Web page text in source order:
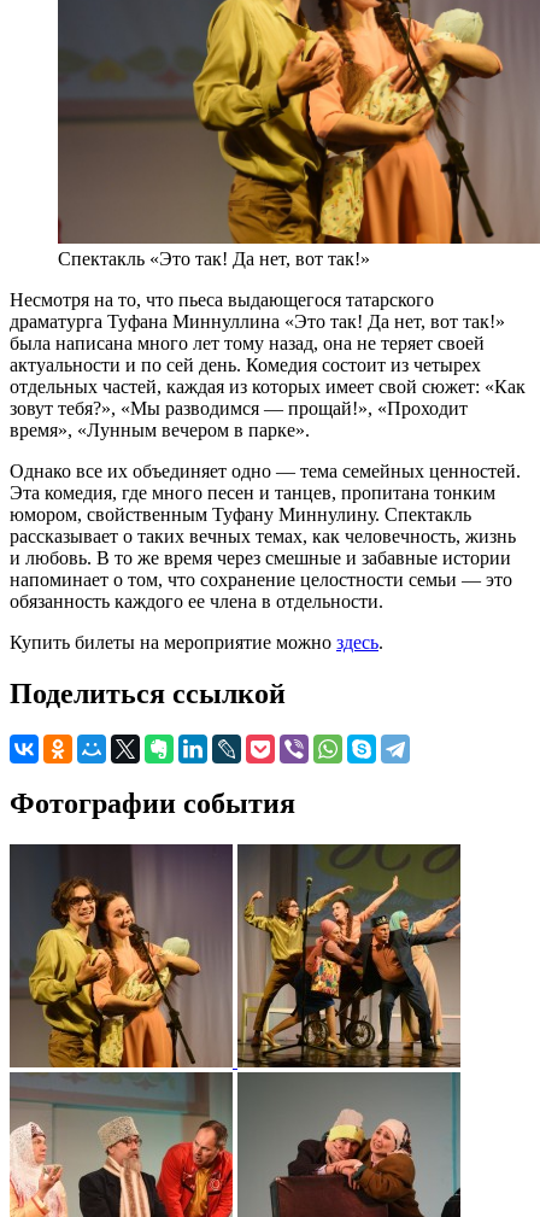
Спектакль «Это так! Да нет, вот так!»
Несмотря на то, что пьеса выдающегося татарского
драматурга Туфана Миннуллина «Это так! Да нет, вот так!»
была написана много лет тому назад, она не теряет своей
актуальности и по сей день. Комедия состоит из четырех
отдельных частей, каждая из которых имеет свой сюжет: «Как
зовут тебя?», «Мы разводимся — прощай!», «Проходит
время», «Лунным вечером в парке».
Однако все их объединяет одно — тема семейных ценностей.
Эта комедия, где много песен и танцев, пропитана тонким
юмором, свойственным Туфану Миннулину. Спектакль
рассказывает о таких вечных темах, как человечность, жизнь
и любовь. В то же время через смешные и забавные истории
напоминает о том, что сохранение целостности семьи — это
обязанность каждого ее члена в отдельности.
Купить билеты на мероприятие можно здесь.
Поделиться ссылкой
Фотографии события